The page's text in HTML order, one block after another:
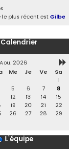
le plus récent est Gilbe
Aou. 2026
Me Je Ve
Sa
1
5 6 7
8
12 13 14
15
19 20 21
22
26 27 28
29
L’équipe